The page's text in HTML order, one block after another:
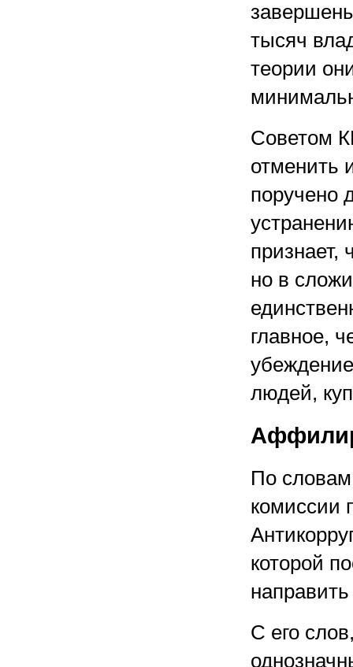
тысяч
теории
Советом
отменить
поручено
признает,
но в
главное,
людей,
По
комиссии
которой
С его